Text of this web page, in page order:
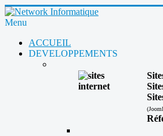
Menu
ACCUEIL
DEVELOPPEMENTS